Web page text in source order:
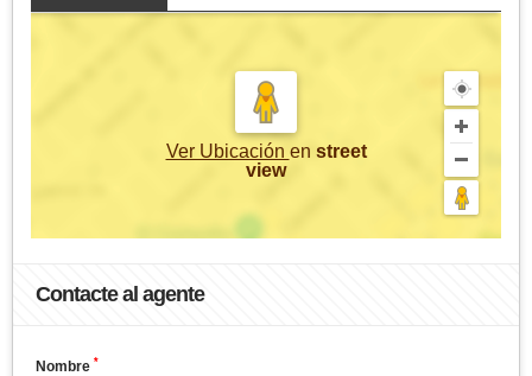
Ver Ubicación en street
view
Contacte al agente
Nombre *